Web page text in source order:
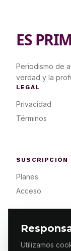
Utilizamos
ES
Periodismo de
verdad y la
LEGAL
Privacidad
Términos
SUSCRIPCIÓN
Planes
Acceso